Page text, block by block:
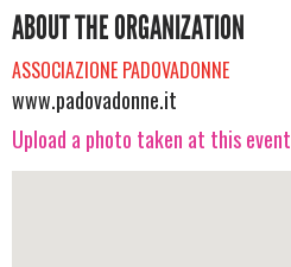
ABOUT THE ORGANIZATION
ASSOCIAZIONE PADOVADONNE
www.padovadonne.it
Upload a photo taken at this event